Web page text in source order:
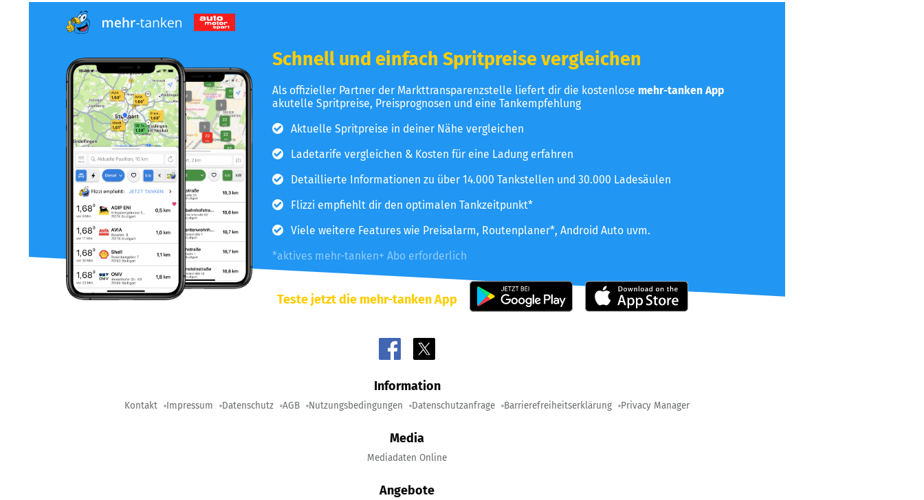
Schnell und einfach Spritpreise vergleichen
Als offizieller Partner der Markttransparenzstelle liefert dir die kostenlose mehr-tanken App
akutelle Spritpreise, Preisprognosen und eine Tankempfehlung
Aktuelle Spritpreise in deiner Nähe vergleichen
Ladetarife vergleichen & Kosten für eine Ladung erfahren
Detaillierte Informationen zu über 14.000 Tankstellen und 30.000 Ladesäulen
Flizzi empfiehlt dir den optimalen Tankzeitpunkt*
Viele weitere Features wie Preisalarm, Routenplaner*, Android Auto uvm.
*aktives mehr-tanken+ Abo erforderlich
Teste jetzt die mehr-tanken App
Information
Kontakt Impressum Datenschutz AGB Nutzungsbedingungen Datenschutzanfrage Barrierefreiheitserklärung Privacy Manager
Media
Mediadaten Online
Angebote